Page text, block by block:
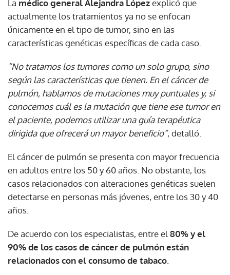
La médico general Alejandra Lópezexplicó que
actualmente los tratamientos ya no se enfocan
únicamente en el tipo de tumor, sino en las
características genéticas específicas de cada caso.
“No tratamos los tumores como un solo grupo, sino
según las características que tienen. En el cáncer de
pulmón, hablamos de mutaciones muy puntuales y, si
conocemos cuál es la mutación que tiene ese tumor en
el paciente, podemos utilizar una guía terapéutica
dirigida que ofrecerá un mayor beneficio”, detalló.
El cáncer de pulmón se presenta con mayor frecuencia
en adultos entre los 50 y 60 años. No obstante, los
casos relacionados con alteraciones genéticas suelen
detectarse en personas más jóvenes, entre los 30 y 40
años.
De acuerdo con los especialistas, entre el 80% y el
90% de los casos de cáncer de pulmón están
relacionados con el consumo de tabaco